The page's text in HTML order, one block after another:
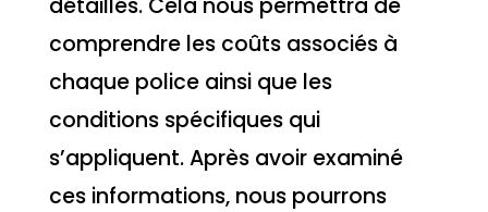
comprendre les coûts associés à
chaque police ainsi que les
conditions spécifiques qui
s’appliquent. Après avoir examiné
ces informations, nous pourrons